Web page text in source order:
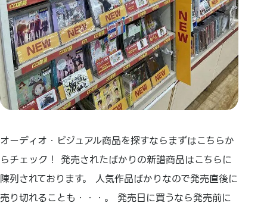
オーディオ・ビジュアル商品を探すならまずはこちらか
らチェック！ 発売されたばかりの新譜商品はこちらに
陳列されております。 人気作品ばかりなので発売直後に
売り切れることも・・・。 発売日に買うなら発売前に